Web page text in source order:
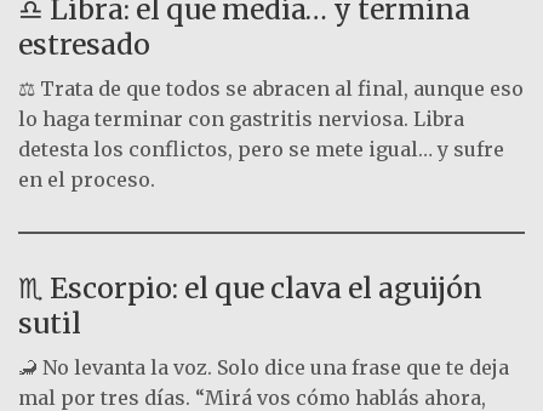
♎ Libra: el que media… y termina
estresado
⚖️ Trata de que todos se abracen al final, aunque eso
lo haga terminar con gastritis nerviosa. Libra
detesta los conflictos, pero se mete igual… y sufre
en el proceso.
♏ Escorpio: el que clava el aguijón
sutil
🦂 No levanta la voz. Solo dice una frase que te deja
mal por tres días. “Mirá vos cómo hablás ahora,